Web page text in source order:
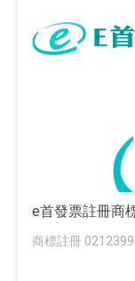
e首發票註冊商
商標註冊